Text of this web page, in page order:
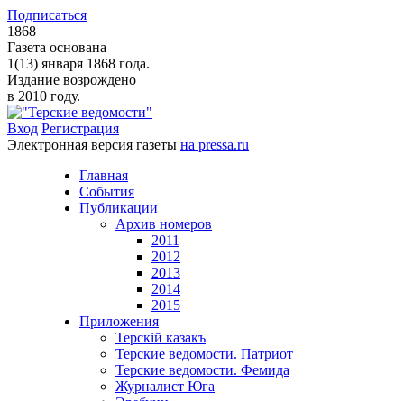
Подписаться
1868
Газета основана
1(13) января 1868 года.
Издание возрождено
в 2010 году.
Вход Регистрация
Электронная версия газеты на pressa.ru
Главная
События
Публикации
Архив номеров
2011
2012
2013
2014
2015
Приложения
Терскiй казакъ
Терские ведомости. Патриот
Терские ведомости. Фемида
Журналист Юга